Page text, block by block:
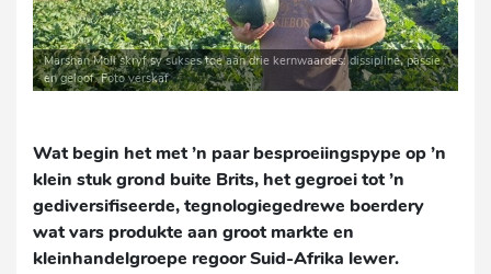
Marshan Moll skryf sy sukses toe aan drie kernwaardes: dissipline, passie
en geloof. Foto verskaf
Wat begin het met ’n paar besproeiingspype op ’n
klein stuk grond buite Brits, het gegroei tot ’n
gediversifiseerde, tegnologiegedrewe boerdery
wat vars produkte aan groot markte en
kleinhandelgroepe regoor Suid-Afrika lewer.